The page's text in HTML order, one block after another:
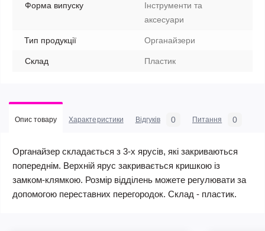
Форма випуску
Інструменти та
аксесуари
Тип продукції Органайзери
Склад Пластик
Опис товару Характеристики Відгуків 0 Питання 0
Органайзер складається з 3-х ярусів, які закриваються
попереднім. Верхній ярус закривається кришкою із
замком-клямкою. Розмір відділень можете регулювати за
допомогою переставних перегородок. Склад - пластик.